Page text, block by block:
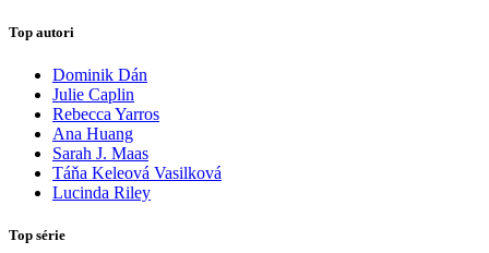
Top autori
Dominik Dán
Julie Caplin
Rebecca Yarros
Ana Huang
Sarah J. Maas
Táňa Keleová Vasilková
Lucinda Riley
Top série